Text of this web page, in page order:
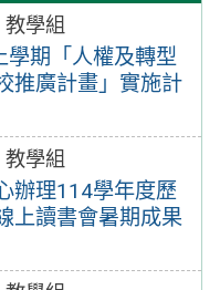
教學組
學期「人權及轉型
推廣計畫」實施計
教學組
辦理114學年度歷
上讀書會暑期成果